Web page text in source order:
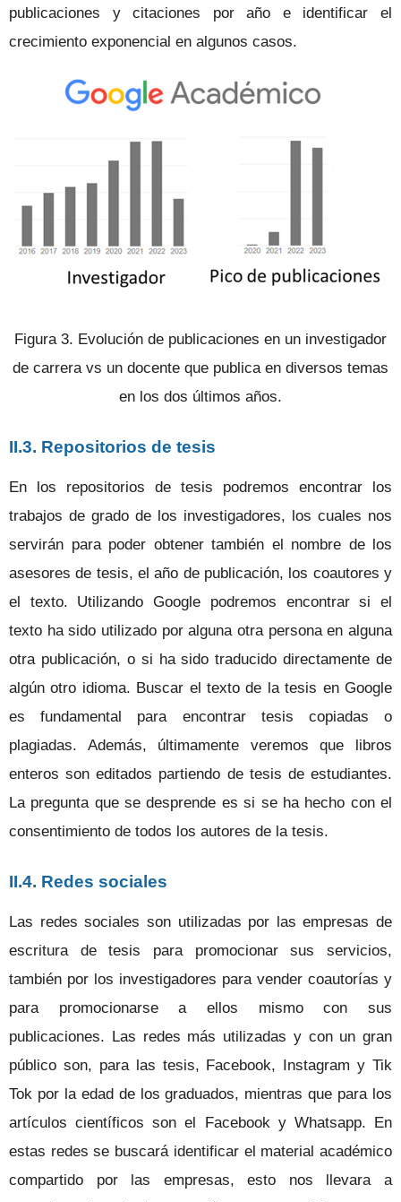
publicaciones y citaciones por año e identificar el
crecimiento exponencial en algunos casos.
Figura 3. Evolución de publicaciones en un investigador
de carrera vs un docente que publica en diversos temas
en los dos últimos años.
II.3. Repositorios de tesis
En los repositorios de tesis podremos encontrar los
trabajos de grado de los investigadores, los cuales nos
servirán para poder obtener también el nombre de los
asesores de tesis, el año de publicación, los coautores y
el texto. Utilizando Google podremos encontrar si el
texto ha sido utilizado por alguna otra persona en alguna
otra publicación, o si ha sido traducido directamente de
algún otro idioma. Buscar el texto de la tesis en Google
es fundamental para encontrar tesis copiadas o
plagiadas. Además, últimamente veremos que libros
enteros son editados partiendo de tesis de estudiantes.
La pregunta que se desprende es si se ha hecho con el
consentimiento de todos los autores de la tesis.
II.4. Redes sociales
Las redes sociales son utilizadas por las empresas de
escritura de tesis para promocionar sus servicios,
también por los investigadores para vender coautorías y
para promocionarse a ellos mismo con sus
publicaciones. Las redes más utilizadas y con un gran
público son, para las tesis, Facebook, Instagram y Tik
Tok por la edad de los graduados, mientras que para los
artículos científicos son el Facebook y Whatsapp. En
estas redes se buscará identificar el material académico
compartido por las empresas, esto nos llevara a